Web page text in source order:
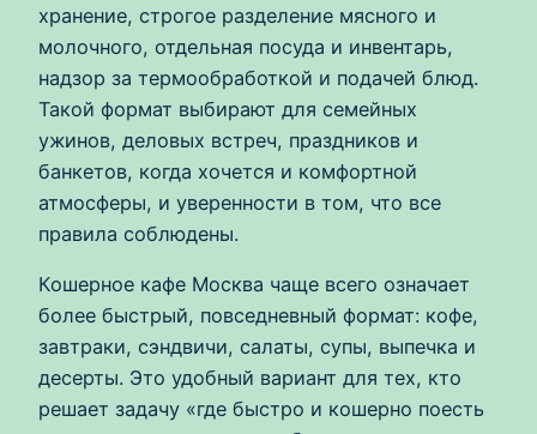
хранение, строгое разделение мясного и
молочного, отдельная посуда и инвентарь,
надзор за термообработкой и подачей блюд.
Такой формат выбирают для семейных
ужинов, деловых встреч, праздников и
банкетов, когда хочется и комфортной
атмосферы, и уверенности в том, что все
правила соблюдены.
Кошерное кафе Москва чаще всего означает
более быстрый, повседневный формат: кофе,
завтраки, сэндвичи, салаты, супы, выпечка и
десерты. Это удобный вариант для тех, кто
решает задачу «где быстро и кошерно поесть